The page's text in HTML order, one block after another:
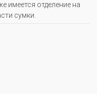
имеется отделение на
сумки.